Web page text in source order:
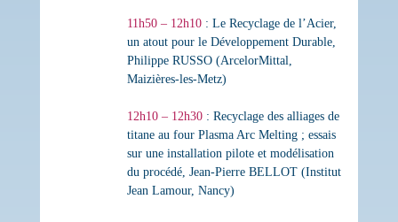
11h50 – 12h10: Le Recyclage de l’Acier,
un atout pour le Développement Durable,
Philippe RUSSO (ArcelorMittal,
Maizières-les-Metz)
12h10 – 12h30: Recyclage des alliages de
titane au four Plasma Arc Melting ; essais
sur une installation pilote et modélisation
du procédé, Jean-Pierre BELLOT (Institut
Jean Lamour, Nancy)